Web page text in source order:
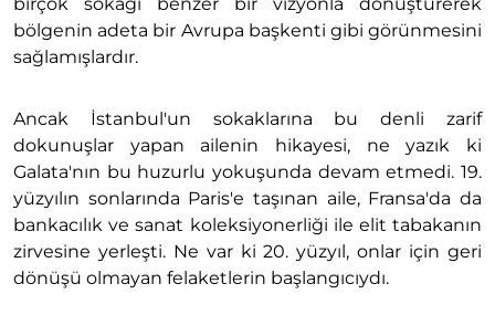
bölgenin adeta bir Avrupa başkenti gibi görünmesini
sağlamışlardır.
Ancak İstanbul'un sokaklarına bu denli zarif
dokunuşlar yapan ailenin hikayesi, ne yazık ki
Galata'nın bu huzurlu yokuşunda devam etmedi. 19.
yüzyılın sonlarında Paris'e taşınan aile, Fransa'da da
bankacılık ve sanat koleksiyonerliği ile elit tabakanın
zirvesine yerleşti. Ne var ki 20. yüzyıl, onlar için geri
dönüşü olmayan felaketlerin başlangıcıydı.